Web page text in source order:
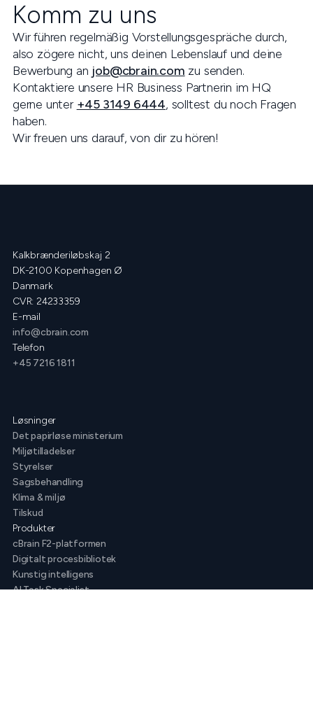
Komm zu uns
Wir führen regelmäßig Vorstellungsgespräche durch,
also zögere nicht, uns deinen Lebenslauf und deine
Bewerbung an job@cbrain.com zu senden.
Kontaktiere unsere HR Business Partnerin im HQ
gerne unter +45 3149 6444, solltest du noch Fragen
haben.
Wir freuen uns darauf, von dir zu hören!
Kalkbrænderiløbskaj 2
DK-2100 Kopenhagen Ø
Danmark
CVR: 24233359
E-mail
info@cbrain.com
Telefon
+45 7216 1811
Løsninger
Det papirløse ministerium
Miljøtilladelser
Styrelser
Sagsbehandling
Klima & miljø
Tilskud
Produkter
cBrain F2-platformen
Digitalt procesbibliotek
Kunstig intelligens
AI Task Specialist